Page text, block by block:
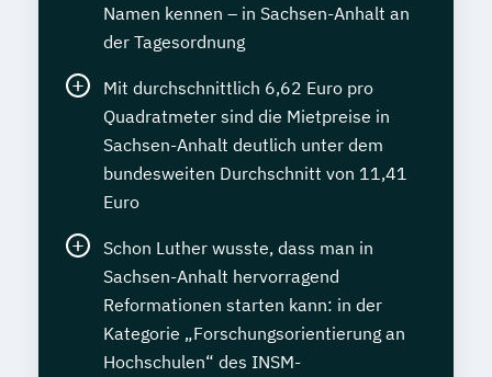
Namen kennen – in Sachsen-Anhalt an
der Tagesordnung
Mit durchschnittlich 6,62 Euro pro
Quadratmeter sind die Mietpreise in
Sachsen-Anhalt deutlich unter dem
bundesweiten Durchschnitt von 11,41
Euro
Schon Luther wusste, dass man in
Sachsen-Anhalt hervorragend
Reformationen starten kann: in der
Kategorie „Forschungsorientierung an
Hochschulen“ des INSM-